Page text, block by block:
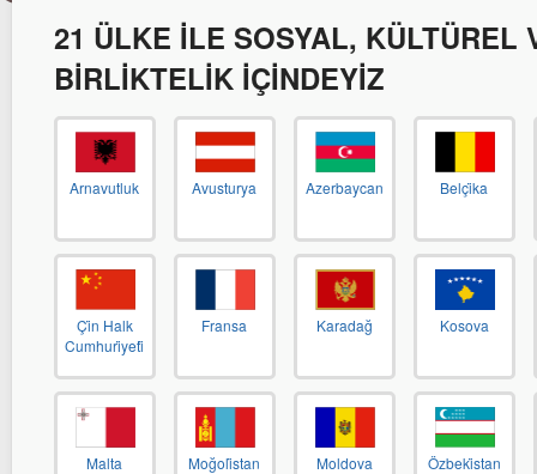
21 ÜLKE İLE SOSYAL, KÜLTÜREL
BİRLİKTELİK İÇİNDEYİZ
Arnavutluk Avusturya Azerbaycan Belçi̇ka
Çi̇n Halk
Cumhuri̇yeti̇
Fransa Karadağ Kosova
Malta Moğoli̇stan Moldova Özbeki̇stan